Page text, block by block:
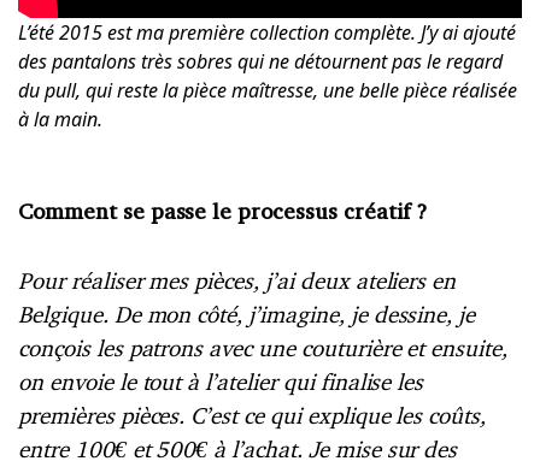
L’été 2015 est ma première collection complète. J’y ai ajouté
des pantalons très sobres qui ne détournent pas le regard
du pull, qui reste la pièce maîtresse, une belle pièce réalisée
à la main.
Comment se passe le processus créatif ?
Pour réaliser mes pièces, j’ai deux ateliers en
Belgique. De mon côté, j’imagine, je dessine, je
conçois les patrons avec une couturière et ensuite,
on envoie le tout à l’atelier qui finalise les
premières pièces. C’est ce qui explique les coûts,
entre 100€ et 500€ à l’achat. Je mise sur des